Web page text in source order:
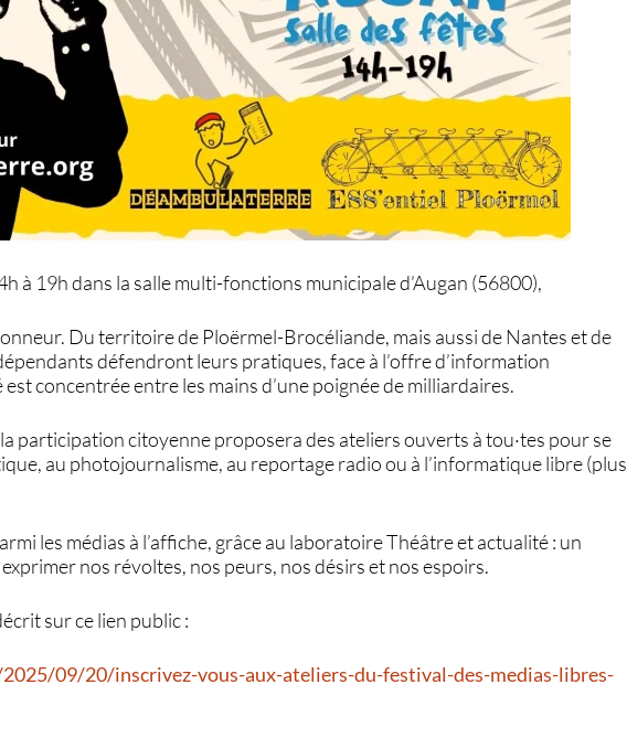
à 19h dans la salle multi-fonctions municipale d’Augan (56800),
Du territoire de Ploërmel-Brocéliande, mais aussi de Nantes et de
défendront leurs pratiques, face à l’offre d’information
concentrée entre les mains d’une poignée de milliardaires.
participation citoyenne proposera des ateliers ouverts à tou·tes pour se
au photojournalisme, au reportage radio ou à l’informatique libre (plus
les médias à l’affiche, grâce au laboratoire Théâtre et actualité : un
nos révoltes, nos peurs, nos désirs et nos espoirs.
sur ce lien public :
09/20/inscrivez-vous-aux-ateliers-du-festival-des-medias-libres-